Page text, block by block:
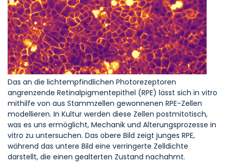
Das an die lichtempfindlichen Photorezeptoren
angrenzende Retinalpigmentepithel (RPE) lässt sich in vitro
mithilfe von aus Stammzellen gewonnenen RPE-Zellen
modellieren. In Kultur werden diese Zellen postmitotisch,
was es uns ermöglicht, Mechanik und Alterungsprozesse in
vitro zu untersuchen. Das obere Bild zeigt junges RPE,
während das untere Bild eine verringerte Zelldichte
darstellt, die einen gealterten Zustand nachahmt.